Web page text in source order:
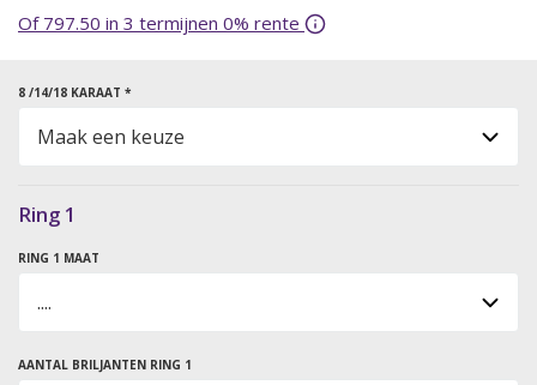
Of 797.50 in 3 termijnen 0% rente
8 /14/18 KARAAT *
Ring 1
RING 1 MAAT
AANTAL BRILJANTEN RING 1